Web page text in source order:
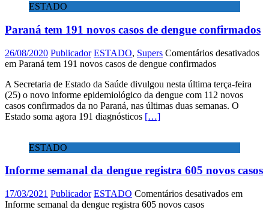
ESTADO
Paraná tem 191 novos casos de dengue confirmados
26/08/2020 Publicador ESTADO, Supers Comentários desativados
em Paraná tem 191 novos casos de dengue confirmados
A Secretaria de Estado da Saúde divulgou nesta última terça-feira
(25) o novo informe epidemiológico da dengue com 112 novos
casos confirmados da no Paraná, nas últimas duas semanas. O
Estado soma agora 191 diagnósticos […]
ESTADO
Informe semanal da dengue registra 605 novos casos
17/03/2021 Publicador ESTADO Comentários desativados em
Informe semanal da dengue registra 605 novos casos